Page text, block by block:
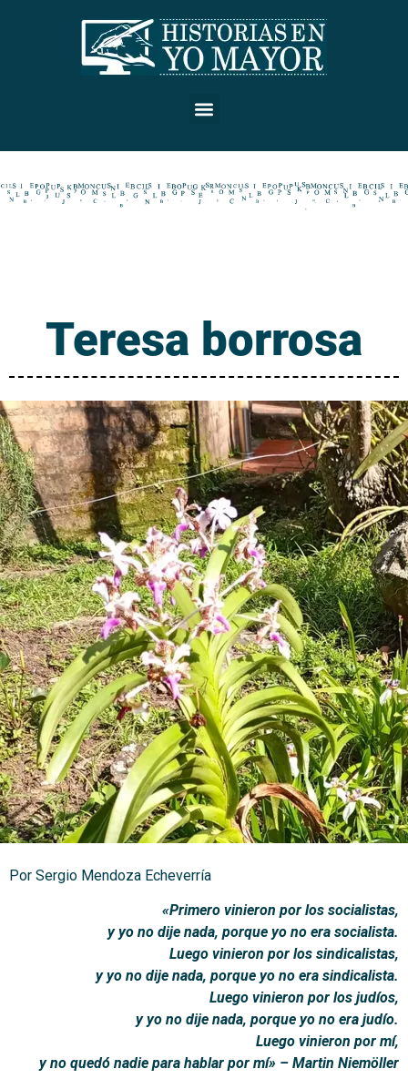
Teresa borrosa
Por Sergio Mendoza Echeverría
«Primero vinieron por los socialistas,
y yo no dije nada, porque yo no era socialista.
Luego vinieron por los sindicalistas,
y yo no dije nada, porque yo no era sindicalista.
Luego vinieron por los judíos,
y yo no dije nada, porque yo no era judío.
Luego vinieron por mí,
y no quedó nadie para hablar por mí» – Martin Niemöller